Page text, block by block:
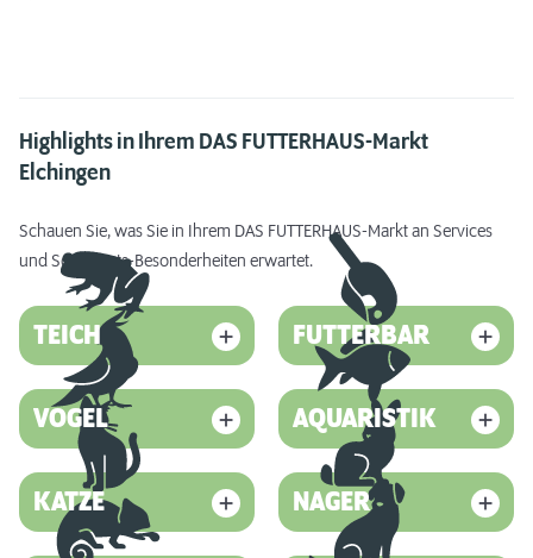
Highlights in Ihrem DAS FUTTERHAUS-Markt
Elchingen
Schauen Sie, was Sie in Ihrem DAS FUTTERHAUS-Markt an Services
und Sortiments-Besonderheiten erwartet.
TEICH FUTTERBAR
VOGEL AQUARISTIK
KATZE NAGER